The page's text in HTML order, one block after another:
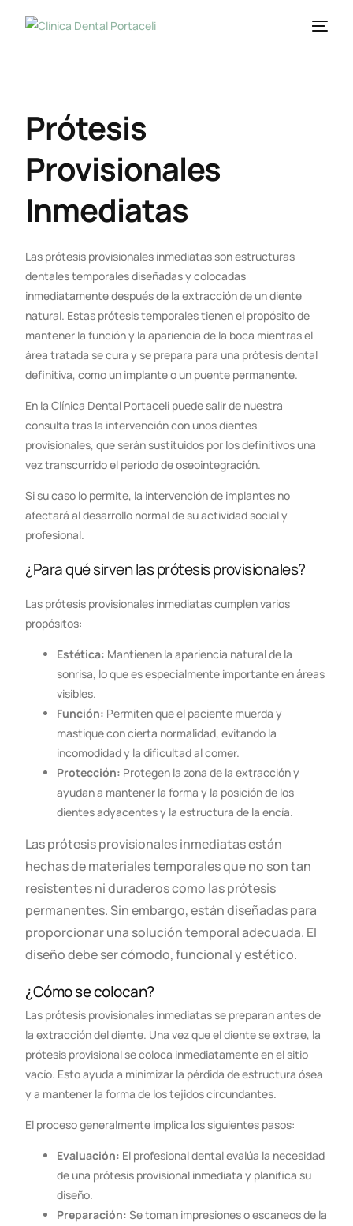
Prótesis
Provisionales
Inmediatas
Las prótesis provisionales inmediatas son estructuras
dentales temporales diseñadas y colocadas
inmediatamente después de la extracción de un diente
natural. Estas prótesis temporales tienen el propósito de
mantener la función y la apariencia de la boca mientras el
área tratada se cura y se prepara para una prótesis dental
definitiva, como un implante o un puente permanente.
En la Clínica Dental Portaceli puede salir de nuestra
consulta tras la intervención con unos dientes
provisionales, que serán sustituidos por los definitivos una
vez transcurrido el período de oseointegración.
Si su caso lo permite, la intervención de implantes no
afectará al desarrollo normal de su actividad social y
profesional.
¿Para qué sirven las prótesis provisionales?
Las prótesis provisionales inmediatas cumplen varios
propósitos:
Estética: Mantienen la apariencia natural de la
sonrisa, lo que es especialmente importante en áreas
visibles.
Función: Permiten que el paciente muerda y
mastique con cierta normalidad, evitando la
incomodidad y la dificultad al comer.
Protección: Protegen la zona de la extracción y
ayudan a mantener la forma y la posición de los
dientes adyacentes y la estructura de la encía.
Las prótesis provisionales inmediatas están
hechas de materiales temporales que no son tan
resistentes ni duraderos como las prótesis
permanentes. Sin embargo, están diseñadas para
proporcionar una solución temporal adecuada. El
diseño debe ser cómodo, funcional y estético.
¿Cómo se colocan?
Las prótesis provisionales inmediatas se preparan antes de
la extracción del diente. Una vez que el diente se extrae, la
prótesis provisional se coloca inmediatamente en el sitio
vacío. Esto ayuda a minimizar la pérdida de estructura ósea
y a mantener la forma de los tejidos circundantes.
El proceso generalmente implica los siguientes pasos:
Evaluación: El profesional dental evalúa la necesidad
de una prótesis provisional inmediata y planifica su
diseño.
Preparación: Se toman impresiones o escaneos de la